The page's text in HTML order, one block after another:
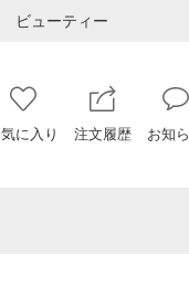
ビューティー
に入り 注文履歴 お知